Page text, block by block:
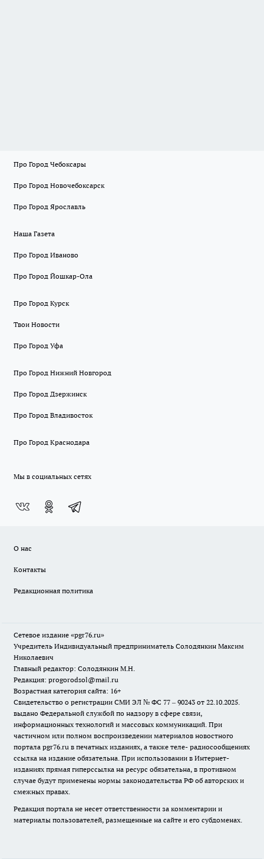
Про Город Чебоксары
Про Город Новочебоксарск
Про Город Ярославль
Наша Газета
Про Город Иваново
Про Город Йошкар-Ола
Про Город Курск
Твои Новости
Про Город Уфа
Про Город Нижний Новгород
Про Город Дзержинск
Про Город Владивосток
Про Город Краснодара
Мы в социальных сетях
О нас
Контакты
Редакционная политика
Сетевое издание «pgr76.ru»
Учредитель Индивидуальный предприниматель Солодянкин Максим
Николаевич
Главный редактор: Солодянкин М.Н.
Редакция: progorodsol@mail.ru
Возрастная категория сайта: 16+
Свидетельство о регистрации СМИ ЭЛ № ФС 77 – 90243 от 22.10.2025.
выдано Федеральной службой по надзору в сфере связи,
информационных технологий и массовых коммуникаций. При
частичном или полном воспроизведении материалов новостного
портала pgr76.ru в печатных изданиях, а также теле- радиосообщениях
ссылка на издание обязательна. При использовании в Интернет-
изданиях прямая гиперссылка на ресурс обязательна, в противном
случае будут применены нормы законодательства РФ об авторских и
смежных правах.
Редакция портала не несет ответственности за комментарии и
материалы пользователей, размещенные на сайте и его субдоменах.